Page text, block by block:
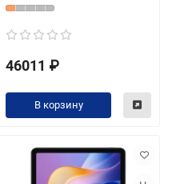
46011 ₽
В корзину